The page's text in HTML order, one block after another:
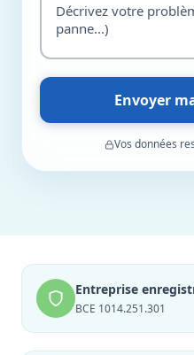
Envoyer
Vos données
Entreprise
BCE 1014.251.301